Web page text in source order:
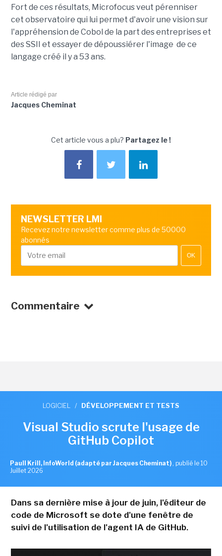
Fort de ces résultats, Microfocus veut pérenniser
cet observatoire qui lui permet d'avoir une vision sur
l'appréhension de Cobol de la part des entreprises et
des SSII et essayer de dépoussiérer l'image de ce
langage créé il y a 53 ans.
Article rédigé par
Jacques Cheminat
Cet article vous a plu? Partagez le !
NEWSLETTER LMI
Recevez notre newsletter comme plus de 50000
abonnés
OK
Commentaire
LOGICIEL / DÉVELOPPEMENT ET TESTS
Visual Studio scrute l'usage de
GitHub Copilot
Paull Krill, InfoWorld (adapté par Jacques Cheminat) , publié le 10
Juillet 2026
Dans sa dernière mise à jour de juin, l'éditeur de
code de Microsoft se dote d'une fenêtre de
suivi de l'utilisation de l'agent IA de GitHub.